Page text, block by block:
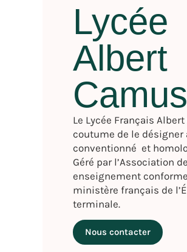
Lycée
Albert
Camus
Le Lycée Français
coutume de le
conventionné et
Géré par l’Association
enseignement
ministère français de
terminale.
Nous contacter